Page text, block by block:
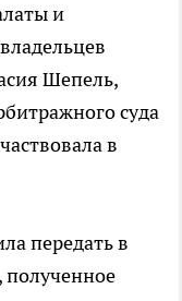
и
Шепель,
суда
в
передать в
полученное